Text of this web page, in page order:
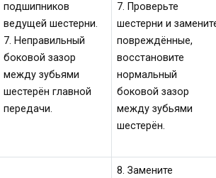
подшипников
ведущей шестерни.
7. Неправильный
боковой зазор
между зубьями
шестерён главной
передачи.
7. Проверьте
шестерни и
повреждённые,
восстановите
нормальный
боковой зазор
между зубьями
шестерён.
8. Замените